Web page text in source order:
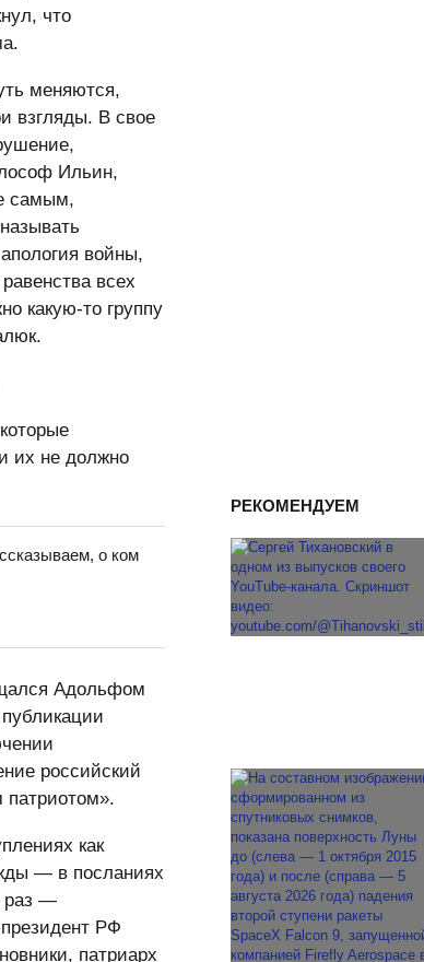
РЕКОМЕНДУЕМ
что
меняются,
взгляды. В свое
Ильин,
самым,
войны,
всех
какую-то группу
их не должно
о ком
Адольфом
российский
патриотом».
как
— в посланиях
раз —
РФ
патриарх